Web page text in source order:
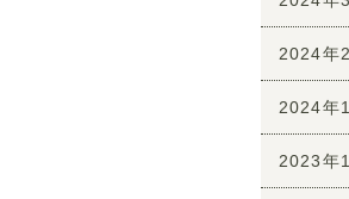
2024年
2024年
2023年